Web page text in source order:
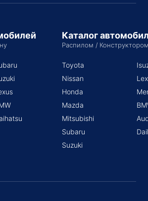
Каталог
Распилом /
Toyota
Nissan
Honda
Mazda
Mitsubishi
Subaru
Suzuki